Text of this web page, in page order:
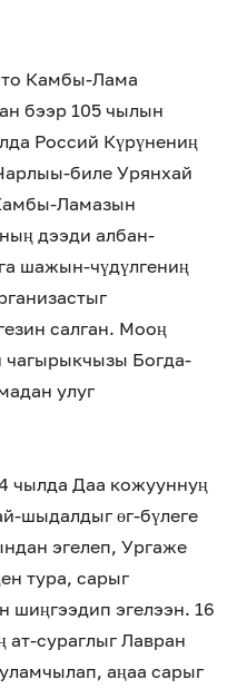
Камбы-Лама
бээр 105 чылын
Россий Күрүнениң
биле Урянхай
Ламазын
дээди албан-
шажын-чүдүлгениң
салган. Мооң
Богда-
улуг
чылда Даа кожууннуң
шыдалдыг өг-бүлеге
эгелеп, Ургаже
тура, сарыг
шиңгээдип эгелээн. 16
ат-сураглыг Лавран
аңаа сарыг